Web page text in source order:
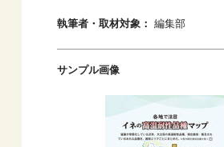
執筆者・取材対象： 編集部
サンプル画像